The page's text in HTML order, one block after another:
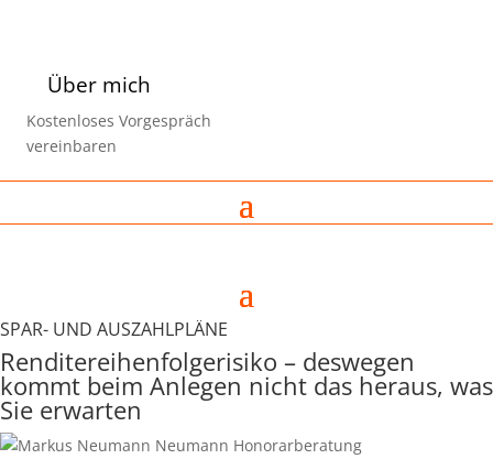
Über mich
Kostenloses Vorgespräch
vereinbaren
SPAR- UND AUSZAHLPLÄNE
Renditereihenfolgerisiko – deswegen
kommt beim Anlegen nicht das heraus, was
Sie erwarten